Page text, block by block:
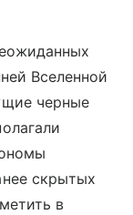
Вселенной
черные
скрытых
в